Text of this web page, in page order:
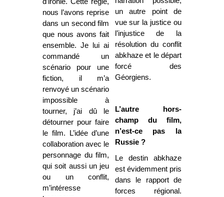
nous l’avons reprise
dans un second film
que nous avons fait
ensemble. Je lui ai
commandé un
scénario pour une
fiction, il m’a
renvoyé un scénario
impossible à
tourner, j’ai dû le
détourner pour faire
le film. L’idée d’une
collaboration avec le
personnage du film,
qui soit aussi un jeu
ou un conflit,
m’intéresse
un autre point de
vue sur la justice ou
l’injustice de la
résolution du conflit
abkhaze et le départ
forcé des
Géorgiens.
L’autre hors-
champ du film,
n’est-ce pas la
Russie ?
Le destin abkhaze
est évidemment pris
dans le rapport de
forces régional.